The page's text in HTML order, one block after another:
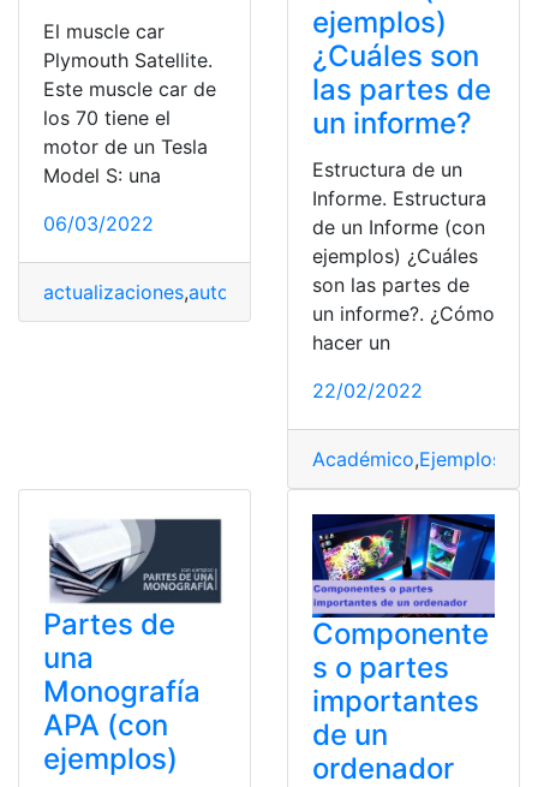
El muscle car
Plymouth Satellite.
Este muscle car de
los 70 tiene el
motor de un Tesla
Model S: una
06/03/2022
actualizaciones,automóviles Plymouth Satellite,
ejemplos)
¿Cuáles son
las partes de
un informe?
Estructura de un
Informe. Estructura
de un Informe (con
ejemplos) ¿Cuáles
son las partes de
un informe?. ¿Cómo
hacer un
22/02/2022
Académico,Ejemplos
Partes de
una
Monografía
APA (con
ejemplos)
Componente
s o partes
importantes
de un
ordenador